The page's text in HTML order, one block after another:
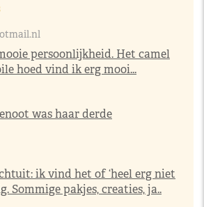
persoonlijkheid. Het camel
hoed vind ik erg mooi...
was haar derde
ik vind het of ‘heel erg niet
Sommige pakjes, creaties, ja..